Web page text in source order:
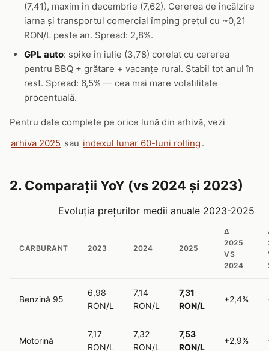
(7,41), maxim în decembrie (7,62). Cererea de încălzire
iarna și transportul comercial împing prețul cu ~0,21
RON/L peste an. Spread: 2,8%.
GPL auto: spike în iulie (3,78) corelat cu cererea
pentru BBQ + grătare + vacanțe rural. Stabil tot anul în
rest. Spread: 6,5% — cea mai mare volatilitate
procentuală.
Pentru date complete pe orice lună din arhivă, vezi
arhiva 2025 sau indexul lunar 60-luni rolling .
2. Comparații YoY (vs 2024 și 2023)
Evoluția prețurilor medii anuale 2023-2025
CARBURANT 2023 2024 2025
Δ
2025
VS
2024
Benzină 95
6,98
RON/L
7,14
RON/L
7,31
RON/L
+2,4%
Motorină
7,17
RON/L
7,32
RON/L
7,53
RON/L
+2,9%